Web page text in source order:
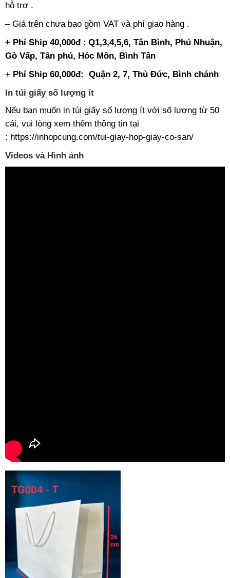
hỗ trợ .
– Giá trên chưa bao gồm VAT và phí giao hàng .
+ Phí Ship 40,000đ: Q1,3,4,5,6, Tân Bình, Phú Nhuận,
Gò Vấp, Tân phú, Hóc Môn, Bình Tân
+ Phí Ship 60,000đ: Quận 2, 7, Thủ Đức, Bình chánh
In túi giấy số lượng ít
Nếu bạn muốn in túi giấy số lượng ítvới số lượng từ 50
cái, vui lòng xem thêm thông tin tại
: https://inhopcung.com/tui-giay-hop-giay-co-san/
Videos và Hình ảnh